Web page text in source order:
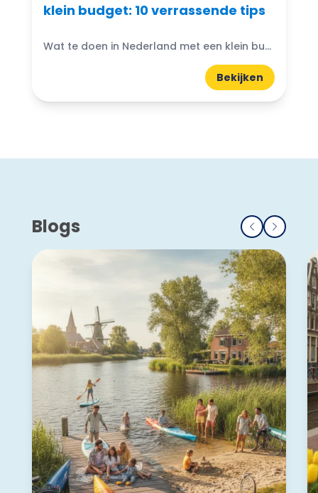
klein budget: 10 verrassende tips
Wat te doen in Nederland met een klein budget? Gelukkig zijn er volop budgetvriendelijke uitjes te vinden! Of je nu houdt van de natuur, cultuur of avontuur, er is altijd...
Bekijken
Blogs